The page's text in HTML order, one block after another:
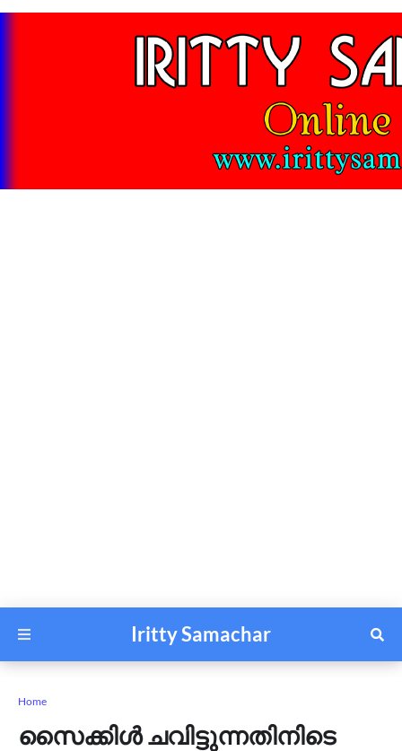
Iritty Samachar
Home
സൈക്കിൾ ചവിട്ടുന്നതിനിടെ